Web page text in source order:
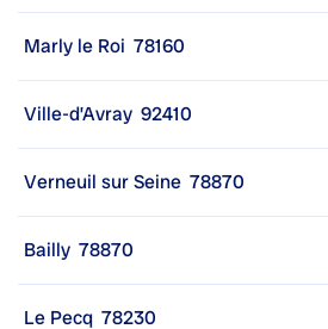
Marly le Roi 78160
Ville-d’Avray 92410
Verneuil sur Seine 78870
Bailly 78870
Le Pecq 78230